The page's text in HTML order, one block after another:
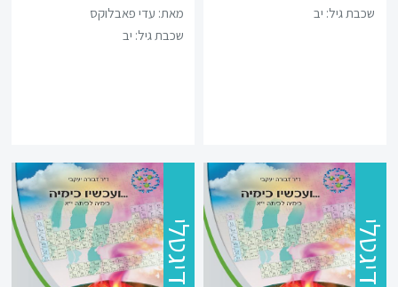
שכבת גיל: יב
מאת: עדי פאבלוקס
שכבת גיל: יב
דיגטלי דיגטלי